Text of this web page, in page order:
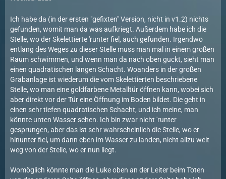
Ich habe da (in der ersten "gefixten" Version, nicht in v1.2) nichts
gefunden, womit man da was aufkriegt. Außerdem habe ich die
Stelle, wo der Skelettierte 'runter fiel, auch gefunden. Irgendwo
entlang des Weges zu dieser Stelle muss man mal in einem großen
Raum schwimmen, und wenn man da nach oben guckt, sieht man
einen quadratischen langen Schacht. Woanders in der großen
Grabanlage ist wiederum die vom Skelettierten beschriebene
Stelle, wo man eine goldfarbene Metalltür öffnen kann, wobei sich
aber direkt vor der Tür eine Öffnung im Boden bildet. Die geht in
einen sehr tiefen quadratischen Schacht, und ich meine, man
könnte unten Wasser sehen. Ich bin zwar nicht 'runter
gesprungen, aber das ist sehr wahrscheinlich die Stelle, wo er
hinunter fiel, um dann eben im Wasser zu landen, nicht allzu weit
weg von der Stelle, wo er nun liegt.
Womöglich könnte man die Luke oben an der Leiter beim Toten